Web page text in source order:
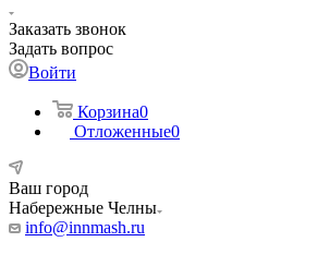
Заказать звонок
Задать вопрос
Войти
Корзина0
Отложенные0
Ваш город
Набережные Челны
info@innmash.ru